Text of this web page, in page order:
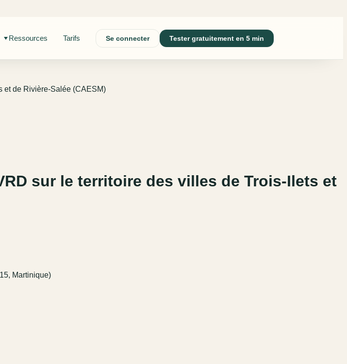
Ressources Tarifs Se connecter Tester gratuitement en 5 min
et de Rivière-Salée (CAESM)
sur le territoire des villes de Trois-Ilets et
Martinique)